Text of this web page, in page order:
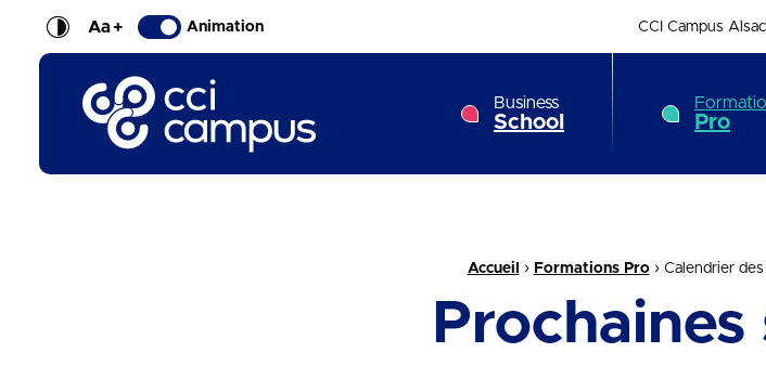
Aa+ Animation CCI Campus
CCI Campus La formation qui vous ressemble
Business
School Pro
Accueil › Formations Pro › Calendrier
Prochaines